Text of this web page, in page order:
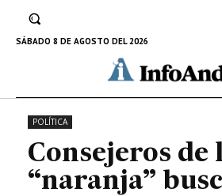
SÁBADO 8 DE AGOSTO DEL 2026
buscan acallar
consejeros de
27 DE ENERO DE 2023
POLÍTICA
Consejeros de
“naranja”